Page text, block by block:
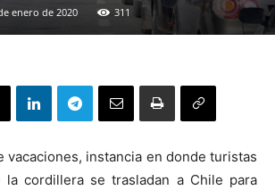
enero de 2020 311
vacaciones, instancia en donde turistas
cordillera se trasladan a Chile para